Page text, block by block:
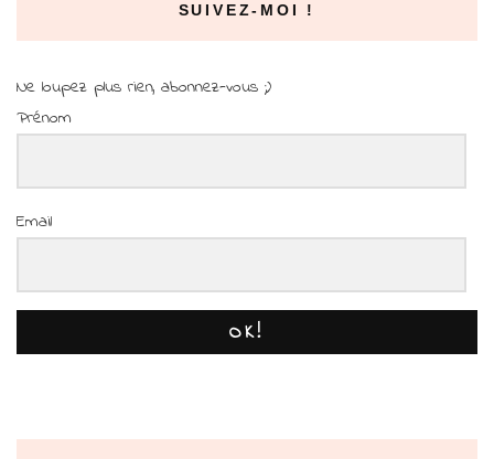
SUIVEZ-MOI !
Ne loupez plus rien, abonnez-vous ;)
Prénom
Email
OK!